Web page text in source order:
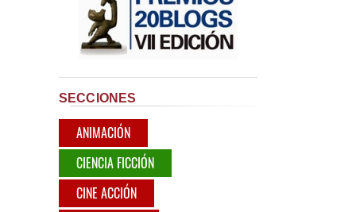
SECCIONES
ANIMACIÓN
CIENCIA FICCIÓN
CINE ACCIÓN